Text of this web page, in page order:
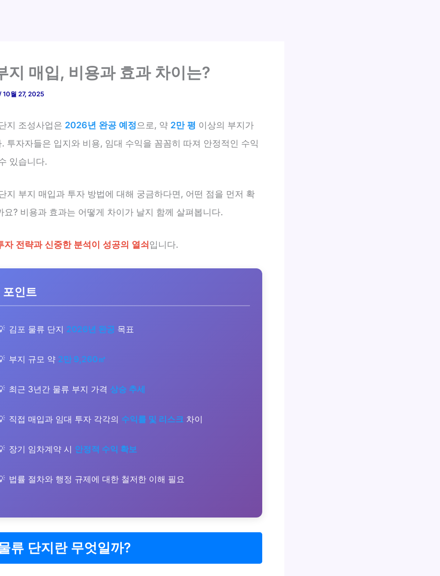
지 매입, 비용과 효과 차이는?
10월 27, 2025
지 조성사업은 2026년 완공 예정 으로, 약 2만 평 이상의 부지가
투자자들은 입지와 비용, 임대 수익을 꼼꼼히 따져 안정적인 수익
있습니다.
지 부지 매입과 투자 방법에 대해 궁금하다면, 어떤 점을 먼저 확
요? 비용과 효과는 어떻게 차이가 날지 함께 살펴봅니다.
자 전략과 신중한 분석이 성공의 열쇠입니다.
포인트
김포 물류 단지 2026년 완공 목표
부지 규모 약 2만 9,260㎡
최근 3년간 물류 부지 가격 상승 추세
직접 매입과 임대 투자 각각의 수익률 및 리스크 차이
장기 임차계약 시 안정적 수익 확보
법률 절차와 행정 규제에 대한 철저한 이해 필요
류 단지란 무엇일까?